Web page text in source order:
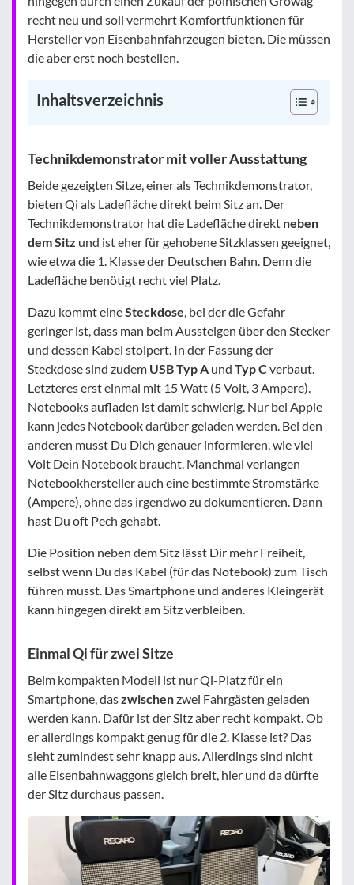
recht neu und soll vermehrt Komfortfunktionen für
Hersteller von Eisenbahnfahrzeugen bieten. Die müssen
die aber erst noch bestellen.
Inhaltsverzeichnis
Technikdemonstrator mit voller Ausstattung
Beide gezeigten Sitze, einer als Technikdemonstrator,
bieten Qi als Ladefläche direkt beim Sitz an. Der
Technikdemonstrator hat die Ladefläche direkt neben
demSitz und ist eher für gehobene Sitzklassen geeignet,
wie etwa die 1. Klasse der Deutschen Bahn. Denn die
Ladefläche benötigt recht viel Platz.
Dazu kommt eineSteckdose, bei der die Gefahr
geringer ist, dass man beim Aussteigen über den Stecker
und dessen Kabel stolpert. In der Fassung der
Steckdose sind zudem USB Typ A und Typ C verbaut.
Letzteres erst einmal mit 15 Watt (5 Volt, 3 Ampere).
Notebooks aufladen ist damit schwierig. Nur bei Apple
kann jedes Notebook darüber geladen werden. Bei den
anderen musst Du Dich genauer informieren, wie viel
Volt Dein Notebook braucht. Manchmal verlangen
Notebookhersteller auch eine bestimmte Stromstärke
(Ampere), ohne das irgendwo zu dokumentieren. Dann
hast Du oft Pech gehabt.
Die Position neben dem Sitz lässt Dir mehr Freiheit,
selbst wenn Du das Kabel (für das Notebook) zum Tisch
führen musst. Das Smartphone und anderes Kleingerät
kann hingegen direkt am Sitz verbleiben.
Einmal Qi für zwei Sitze
Beim kompakten Modell ist nur Qi-Platz für ein
Smartphone, daszwischenzwei Fahrgästen geladen
werden kann. Dafür ist der Sitz aber recht kompakt. Ob
er allerdings kompakt genug für die 2. Klasse ist? Das
sieht zumindest sehr knapp aus. Allerdings sind nicht
alle Eisenbahnwaggons gleich breit, hier und da dürfte
der Sitz durchaus passen.